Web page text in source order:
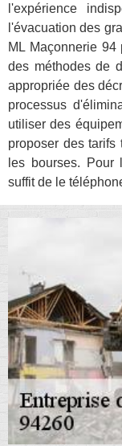
l'expérience
l'évacuation des
ML Maçonnerie
des méthodes de
appropriée des
processus
utiliser des
proposer des tarifs
les bourses. Pour
suffit de le